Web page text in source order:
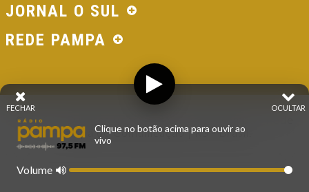
JORNAL O SUL
REDE PAMPA
© 2026 - Direitos Reservados - Rádio Pampa - Rede
Pampa de Comunicação | RS - Brasil.
OCULTAR
FECHAR
Clique no botão acima para ouvir ao
vivo
Volume